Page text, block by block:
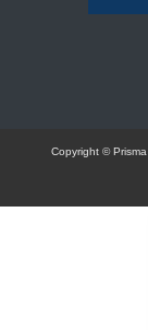
Copyright ©